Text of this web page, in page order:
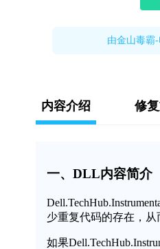
由金山毒霸
内容介绍 修
一、DLL内容简介
少重复代码的存在，从
如果